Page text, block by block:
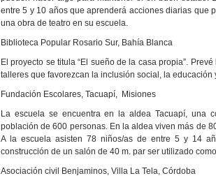
entre 5 y 10 años que aprenderá acciones diarias que
una obra de teatro en su escuela.
Biblioteca Popular Rosario Sur, Bahía Blanca
El proyecto se titula “El sueño de la casa propia”.
talleres que favorezcan la inclusión social, la
Fundación Escolares, Tacuapí, Misiones
La escuela se encuentra en la aldea Tacuapí, una
población de 600 personas. En la aldea viven más de
A la escuela asisten 78 niños/as de entre 5 y 14
construcción de un salón de 40 m. par ser utilizado
Asociación civil Benjaminos, Villa La Tela, Córdoba